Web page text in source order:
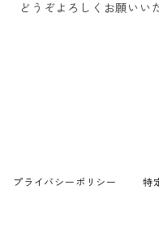
どうぞよろしくお願いい
プライバシーポリシー 特